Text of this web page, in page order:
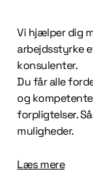
Vi hjælper dig
arbejdsstyrke
konsulenter.
Du får alle
og
forpligtelser.
muligheder.
Læs mere